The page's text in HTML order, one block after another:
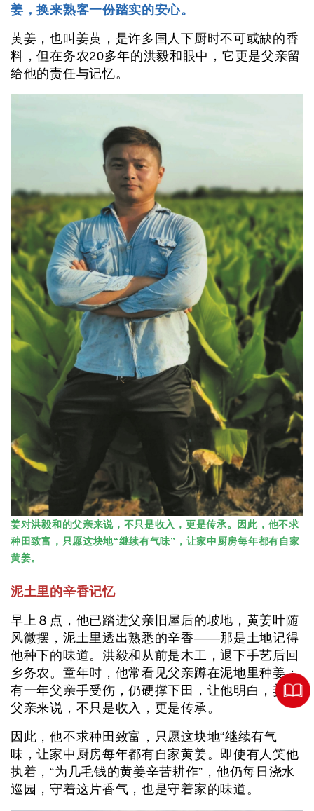
姜，换来熟客一份踏实的安心。
黄姜，也叫姜黄，是许多国人下厨时不可或缺的香
料，但在务农20多年的洪毅和眼中，它更是父亲留
给他的责任与记忆。
姜对洪毅和的父亲来说，不只是收入，更是传承。因此，他不求
种田致富，只愿这块地“继续有气味”，让家中厨房每年都有自家
黄姜。
泥土里的辛香记忆
早上８点，他已踏进父亲旧屋后的坡地，黄姜叶随
风微摆，泥土里透出熟悉的辛香——那是土地记得
他种下的味道。洪毅和从前是木工，退下手艺后回
乡务农。童年时，他常看见父亲蹲在泥地里种姜；
有一年父亲手受伤，仍硬撑下田，让他明白，姜对
父亲来说，不只是收入，更是传承。
因此，他不求种田致富，只愿这块地“继续有气
味，让家中厨房每年都有自家黄姜。即使有人笑他
执着，“为几毛钱的黄姜辛苦耕作”，他仍每日浇水
巡园，守着这片香气，也是守着家的味道。